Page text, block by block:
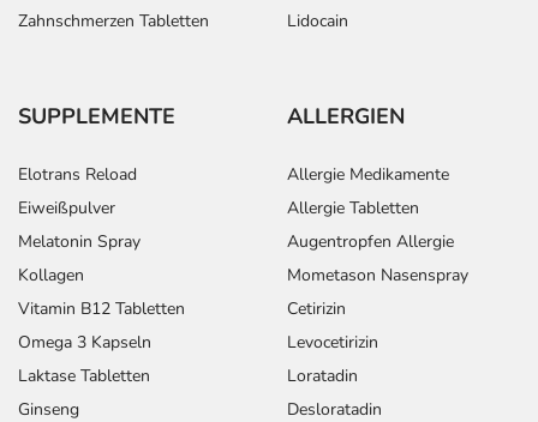
Zahnschmerzen Tabletten
Lidocain
SUPPLEMENTE
Elotrans Reload
Eiweißpulver
Melatonin Spray
Kollagen
Vitamin B12 Tabletten
Omega 3 Kapseln
Laktase Tabletten
Ginseng
ALLERGIEN
Allergie Medikamente
Allergie Tabletten
Augentropfen Allergie
Mometason Nasenspray
Cetirizin
Levocetirizin
Loratadin
Desloratadin